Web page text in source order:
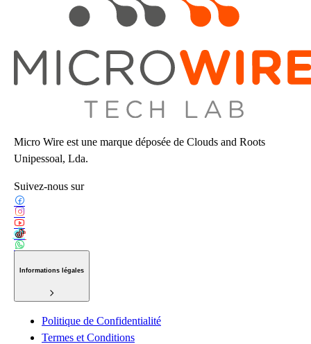
Micro Wire est une marque déposée de Clouds and Roots
Unipessoal, Lda.
Suivez-nous sur
Informations légales
Politique de Confidentialité
Termes et Conditions